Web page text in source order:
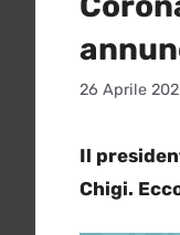
26 Aprile
Il
Chigi.